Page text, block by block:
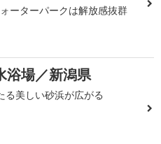
ーターパークは解放感抜群
浴場／新潟県
る美しい砂浜が広がる